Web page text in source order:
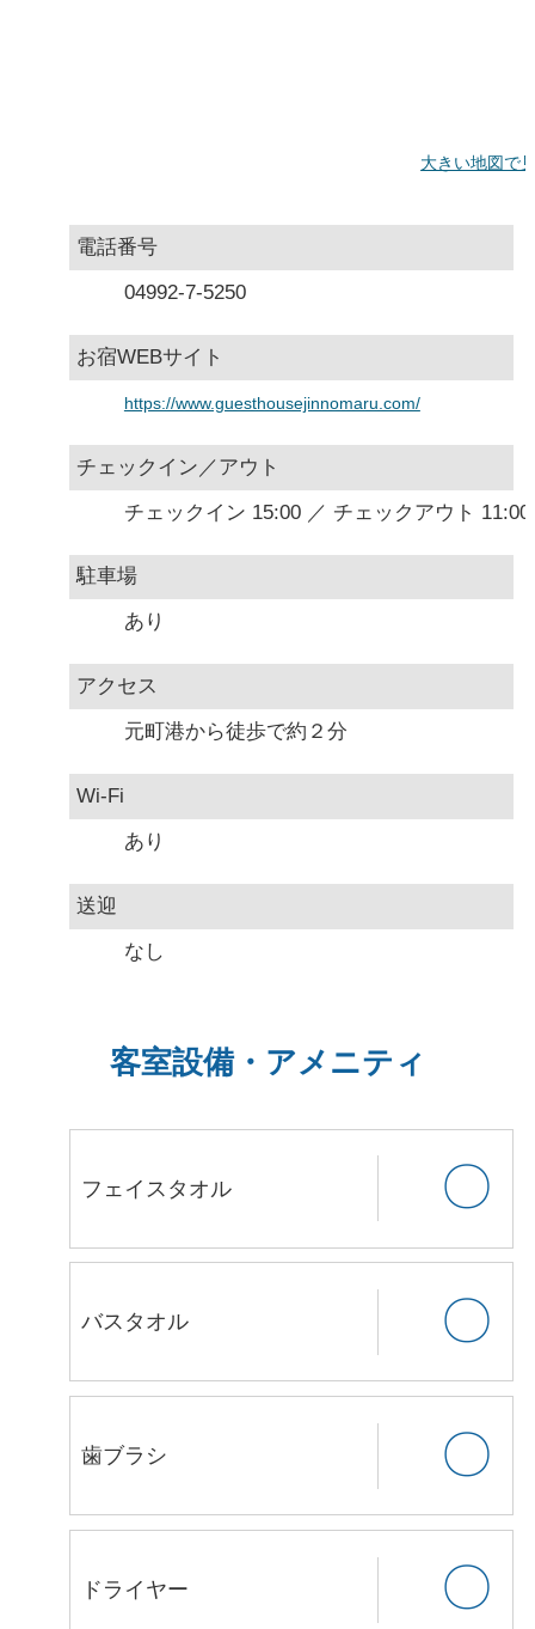
大きい地図で
電話番号
04992-7-5250
お宿WEBサイト
https://www.guesthousejinnomaru.com/
チェックイン／アウト
チェックイン 15:00 ／ チェックアウト 11:00
駐車場
あり
アクセス
元町港から徒歩で約２分
Wi-Fi
あり
送迎
なし
客室設備・アメニティ
フェイスタオル 〇
バスタオル 〇
歯ブラシ 〇
ドライヤー 〇